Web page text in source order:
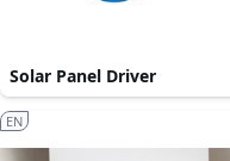
Solar Panel Driver
EN